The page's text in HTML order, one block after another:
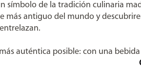
símbolo de la tradición culinaria
antiguo del mundo y
auténtica posible: con una